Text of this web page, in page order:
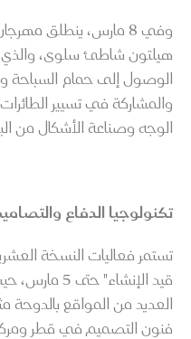
وفي 8 مارس، ينطلق
هيلتون شاطئ سلوى، والذي
الوصول إلى حمام السباحة
والمشاركة في تسيير
الوجه وصناعة الأشكال من
تكنولوجيا الدفاع
تستمر فعاليات النسخة
قيد
العديد من المواقع بالدوحة